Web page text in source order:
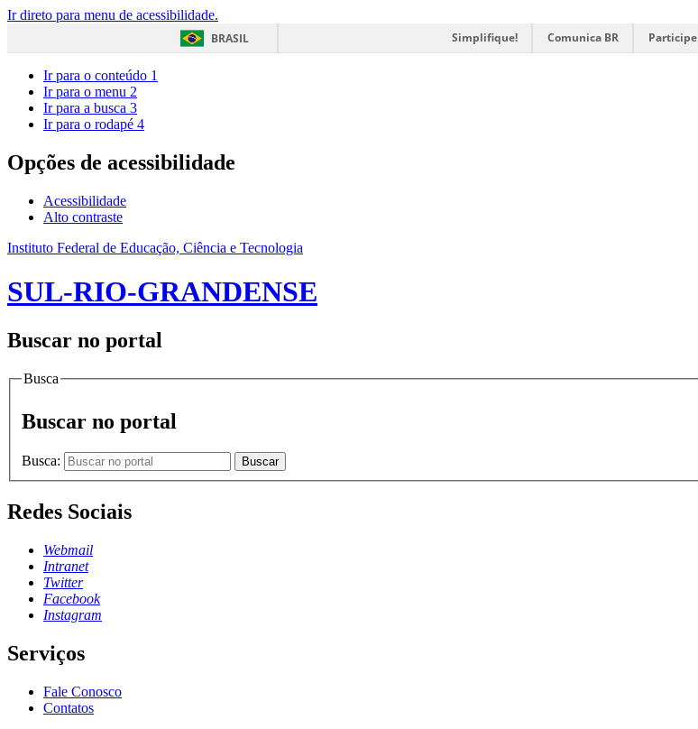
Ir direto para menu de acessibilidade.
BRASIL
Simplifique! Comunica BR Participe
Ir para o conteúdo 1
Ir para o menu 2
Ir para a busca 3
Ir para o rodapé 4
Opções de acessibilidade
Acessibilidade
Alto contraste
Instituto Federal de Educação, Ciência e Tecnologia
SUL-RIO-GRANDENSE
Buscar no portal
Busca
Buscar no portal
Busca: Buscar
Redes Sociais
Webmail
Intranet
Twitter
Facebook
Instagram
Serviços
Fale Conosco
Contatos